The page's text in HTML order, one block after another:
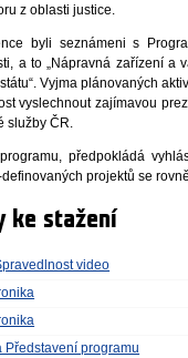
z oblasti justice.
byli seznámeni s
a to „Nápravná zařízení a
Vyjma plánovaných
vyslechnout zajímavou
služby ČR.
předpokládá
projektů se
ke stažení
video
Představení programu